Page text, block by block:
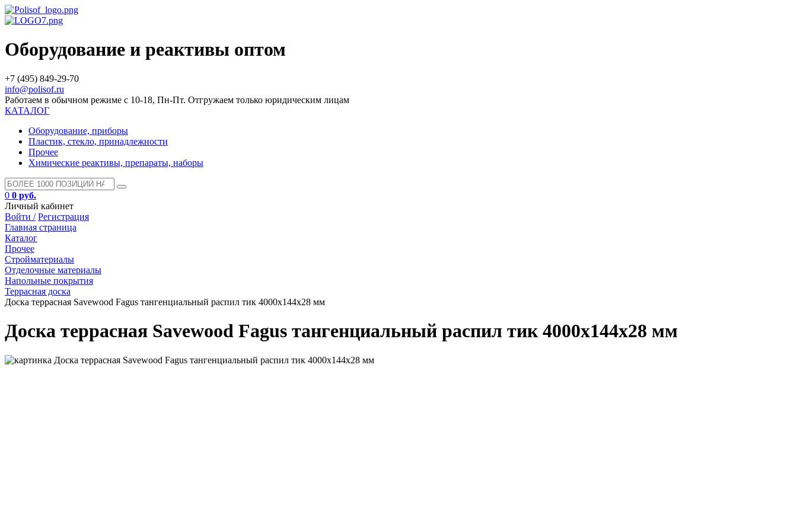
Оборудование и реактивы оптом
+7 (495) 849-29-70
info@polisof.ru
Работаем в обычном режиме с 10-18, Пн-Пт. Отгружаем только юридическим лицам
КАТАЛОГ
Оборудование, приборы
Пластик, стекло, принадлежности
Прочее
Химические реактивы, препараты, наборы
0 0 руб.
Личный кабинет
Войти / Регистрация
Главная страница
Каталог
Прочее
Стройматериалы
Отделочные материалы
Напольные покрытия
Террасная доска
Доска террасная Savewood Fagus тангенциальный распил тик 4000х144х28 мм
Доска террасная Savewood Fagus тангенциальный распил тик 4000х144х28 мм